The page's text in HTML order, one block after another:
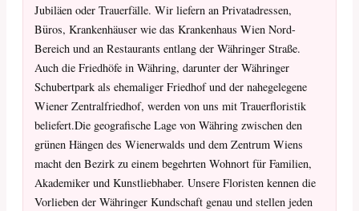
Jubiläen oder Trauerfälle. Wir liefern an Privatadressen,
Büros, Krankenhäuser wie das Krankenhaus Wien Nord-
Bereich und an Restaurants entlang der Währinger Straße.
Auch die Friedhöfe in Währing, darunter der Währinger
Schubertpark als ehemaliger Friedhof und der nahegelegene
Wiener Zentralfriedhof, werden von uns mit Trauerfloristik
beliefert.Die geografische Lage von Währing zwischen den
grünen Hängen des Wienerwalds und dem Zentrum Wiens
macht den Bezirk zu einem begehrten Wohnort für Familien,
Akademiker und Kunstliebhaber. Unsere Floristen kennen die
Vorlieben der Währinger Kundschaft genau und stellen jeden